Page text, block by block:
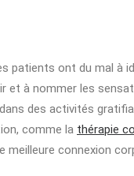
patients ont du mal à
et à nommer les
des activités
comme la thérapie
meilleure connexion